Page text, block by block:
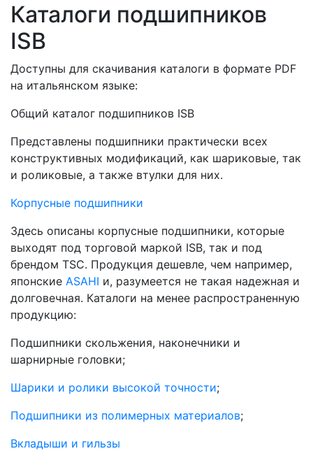
Каталоги подшипников
ISB
Доступны для скачивания каталоги в формате PDF
на итальянском языке:
Общий каталог подшипников ISB
Представлены подшипники практически всех
конструктивных модификаций, как шариковые, так
и роликовые, а также втулки для них.
Корпусные подшипники
Здесь описаны корпусные подшипники, которые
выходят под торговой маркой ISB, так и под
брендом TSC. Продукция дешевле, чем например,
японские ASAHI и, разумеется не такая надежная и
долговечная. Каталоги на менее распространенную
продукцию:
Подшипники скольжения, наконечники и
шарнирные головки;
Шарики и ролики высокой точности;
Подшипники из полимерных материалов;
Вкладыши и гильзы